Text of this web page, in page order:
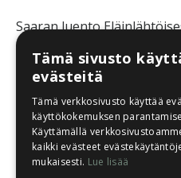
Saaran luento
Sujuva arki
Saaran omat sivut:
zenkoira.com
Tämä sivusto
evästeitä
Tämä verkkosivusto käyttää
käyttökokemuksen
Käyttämällä
kaikki evästeet
mukaisesti. Lue lisää